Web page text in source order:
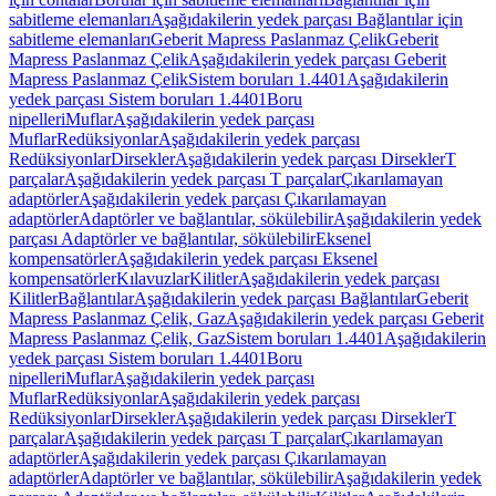
sabitleme elemanlarıAşağıdakilerin yedek parçası Bağlantılar için
sabitleme elemanlarıGeberit Mapress Paslanmaz ÇelikGeberit
Mapress Paslanmaz ÇelikAşağıdakilerin yedek parçası Geberit
Mapress Paslanmaz ÇelikSistem boruları 1.4401 Aşağıdakilerin
yedek parçası Sistem boruları 1.4401Boru
nipelleriMuflarAşağıdakilerin yedek parçası
MuflarRedüksiyonlarAşağıdakilerin yedek parçası
RedüksiyonlarDirseklerAşağıdakilerin yedek parçası DirseklerT
parçalarAşağıdakilerin yedek parçası T parçalarÇıkarılamayan
adaptörlerAşağıdakilerin yedek parçası Çıkarılamayan
adaptörlerAdaptörler ve bağlantılar, sökülebilirAşağıdakilerin yedek
parçası Adaptörler ve bağlantılar, sökülebilirEksenel
kompensatörlerAşağıdakilerin yedek parçası Eksenel
kompensatörlerKılavuzlarKilitlerAşağıdakilerin yedek parçası
KilitlerBağlantılarAşağıdakilerin yedek parçası BağlantılarGeberit
Mapress Paslanmaz Çelik, GazAşağıdakilerin yedek parçası Geberit
Mapress Paslanmaz Çelik, GazSistem boruları 1.4401 Aşağıdakilerin
yedek parçası Sistem boruları 1.4401Boru
nipelleriMuflarAşağıdakilerin yedek parçası
MuflarRedüksiyonlarAşağıdakilerin yedek parçası
RedüksiyonlarDirseklerAşağıdakilerin yedek parçası DirseklerT
parçalarAşağıdakilerin yedek parçası T parçalarÇıkarılamayan
adaptörlerAşağıdakilerin yedek parçası Çıkarılamayan
adaptörlerAdaptörler ve bağlantılar, sökülebilirAşağıdakilerin yedek